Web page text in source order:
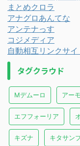
まとめクロラ
アナグロあんてな
アンテナっす
コジメディア
自動相互リンクサイ
タグクラウド
Mデムーロ アー
エフフォーリア
キズナ キタサン